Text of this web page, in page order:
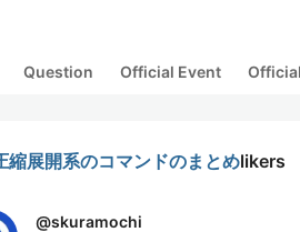
Question Official Event
縮展開系のコマンドのまとめlikers
@skuramochi